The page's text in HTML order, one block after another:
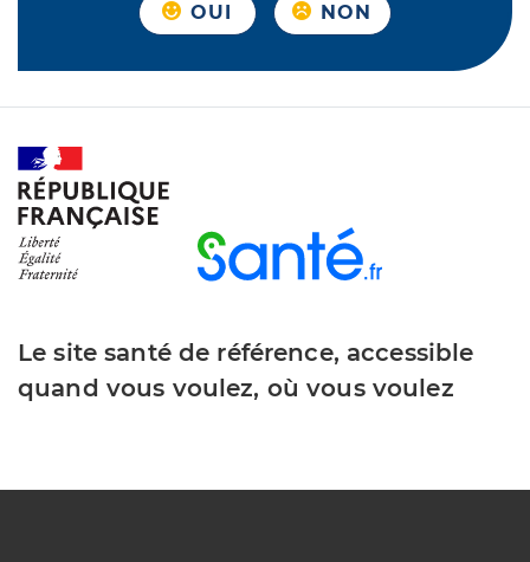
OUI NON
Le site santé de référence, accessible
quand vous voulez, où vous voulez